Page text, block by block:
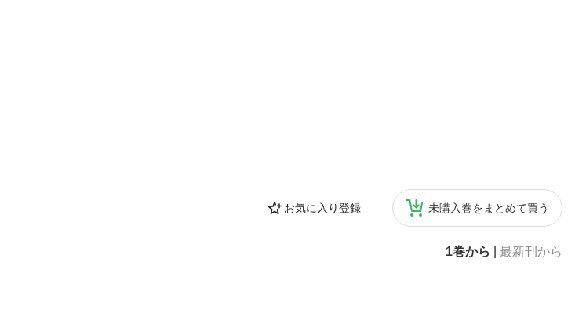
お気に入り登録 未購入巻をまとめて買う
1巻から 最新刊から